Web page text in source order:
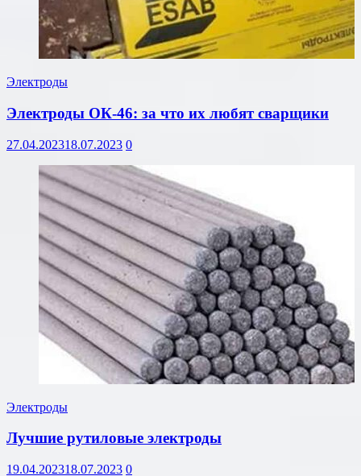
Электроды
Электроды ОК-46: за что их любят сварщики
27.04.202318.07.2023 0
Электроды
Лучшие рутиловые электроды
19.04.202318.07.2023 0